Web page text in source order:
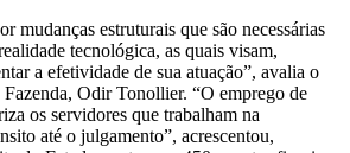
mudanças estruturais que são necessárias
tecnológica, as quais visam,
a efetividade de sua atuação”, avalia o
Fazenda, Odir Tonollier. “O emprego de
os servidores que trabalham na
até o julgamento”, acrescentou,